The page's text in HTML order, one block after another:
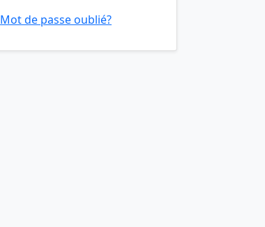
Mot de passe oublié?